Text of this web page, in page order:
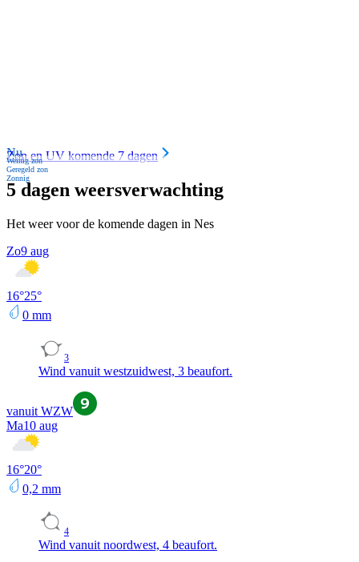
Nu
Weinig zon
Geregeld zon
Zonnig
Zon en UV komende 7 dagen
5 dagen weersverwachting
Het weer voor de komende dagen in Nes
Zo9 aug
16°25°
0 mm
3
Wind vanuit westzuidwest, 3 beaufort.
vanuit WZW
Ma10 aug
16°20°
0,2 mm
4
Wind vanuit noordwest, 4 beaufort.